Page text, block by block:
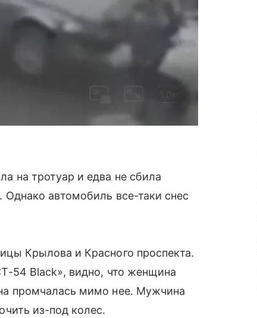
на тротуар и едва не сбила
автомобиль все-таки снес
Крылова и Красного проспекта.
54 Black», видно, что женщина
промчалась мимо нее. Мужчина
из-под колес.